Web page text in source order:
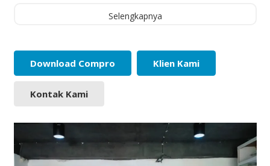
Selengkapnya
Download Compro Klien Kami
Kontak Kami